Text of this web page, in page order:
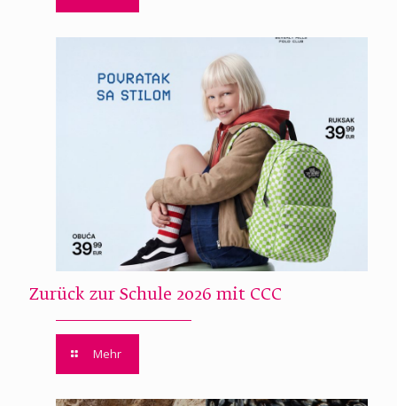
Zurück zur Schule 2026 mit CCC
Mehr